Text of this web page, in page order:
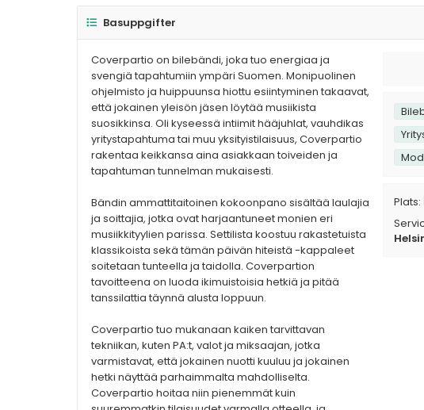
Basuppgifter
Coverpartio on bilebändi, joka tuo energiaa ja
svengiä tapahtumiin ympäri Suomen. Monipuolinen
ohjelmisto ja huippuunsa hiottu esiintyminen takaavat,
että jokainen yleisön jäsen löytää musiikista
suosikkinsa. Oli kyseessä intiimit hääjuhlat, vauhdikas
yritystapahtuma tai muu yksityistilaisuus, Coverpartio
rakentaa keikkansa aina asiakkaan toiveiden ja
tapahtuman tunnelman mukaisesti.
Bändin ammattitaitoinen kokoonpano sisältää laulajia
ja soittajia, jotka ovat harjaantuneet monien eri
musiikkityylien parissa. Settilista koostuu rakastetuista
klassikoista sekä tämän päivän hiteistä -kappaleet
soitetaan tunteella ja taidolla. Coverpartion
tavoitteena on luoda ikimuistoisia hetkiä ja pitää
tanssilattia täynnä alusta loppuun.
Coverpartio tuo mukanaan kaiken tarvittavan
tekniikan, kuten PA:t, valot ja miksaajan, jotka
varmistavat, että jokainen nuotti kuuluu ja jokainen
hetki näyttää parhaimmalta mahdolliselta.
Coverpartio hoitaa niin pienemmät kuin
Plats: